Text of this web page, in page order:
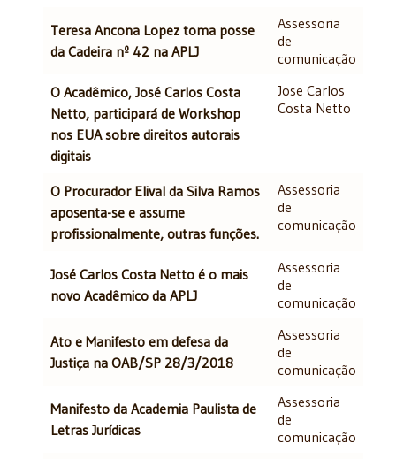
Teresa Ancona Lopez toma posse
da Cadeira nº 42 na APLJ
Assessoria
de
comunicação
O Acadêmico, José Carlos Costa
Netto, participará de Workshop
nos EUA sobre direitos autorais
digitais
Jose Carlos
Costa Netto
O Procurador Elival da Silva Ramos
aposenta-se e assume
profissionalmente, outras funções.
Assessoria
de
comunicação
José Carlos Costa Netto é o mais
novo Acadêmico da APLJ
Assessoria
de
comunicação
Ato e Manifesto em defesa da
Justiça na OAB/SP 28/3/2018
Assessoria
de
comunicação
Manifesto da Academia Paulista de
Letras Jurídicas
Assessoria
de
comunicação